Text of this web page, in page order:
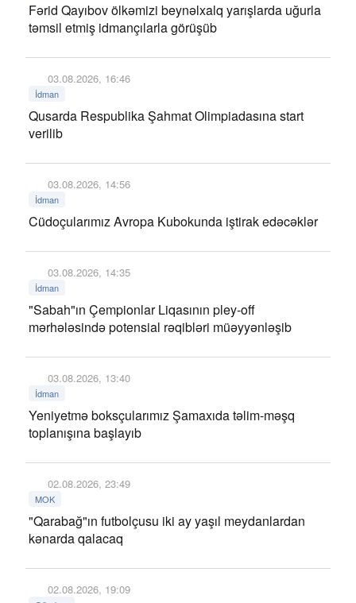
Fərid Qayıbov ölkəmizi beynəlxalq yarışlarda uğurla
təmsil etmiş idmançılarla görüşüb
03.08.2026, 16:46
İdman
Qusarda Respublika Şahmat Olimpiadasına start
verilib
03.08.2026, 14:56
İdman
Cüdoçularımız Avropa Kubokunda iştirak edəcəklər
03.08.2026, 14:35
İdman
"Sabah"ın Çempionlar Liqasının pley-off
mərhələsində potensial rəqibləri müəyyənləşib
03.08.2026, 13:40
İdman
Yeniyetmə boksçularımız Şamaxıda təlim-məşq
toplanışına başlayıb
02.08.2026, 23:49
MOK
"Qarabağ"ın futbolçusu iki ay yaşıl meydanlardan
kənarda qalacaq
02.08.2026, 19:09